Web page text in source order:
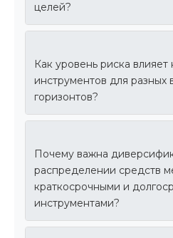
целей?
Как уровень риска
инструментов для разных
горизонтов?
Почему важна
распределении средств
краткосрочными и
инструментами?